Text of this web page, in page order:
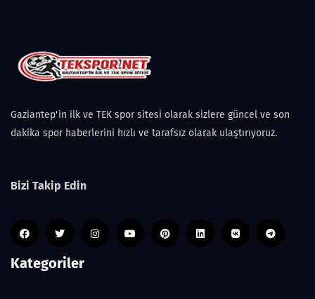
Gaziantep'in ilk ve TEK spor sitesi olarak sizlere güncel ve son
dakika spor haberlerini hızlı ve tarafsız olarak ulaştırıyoruz.
Bizi Takip Edin
Kategoriler